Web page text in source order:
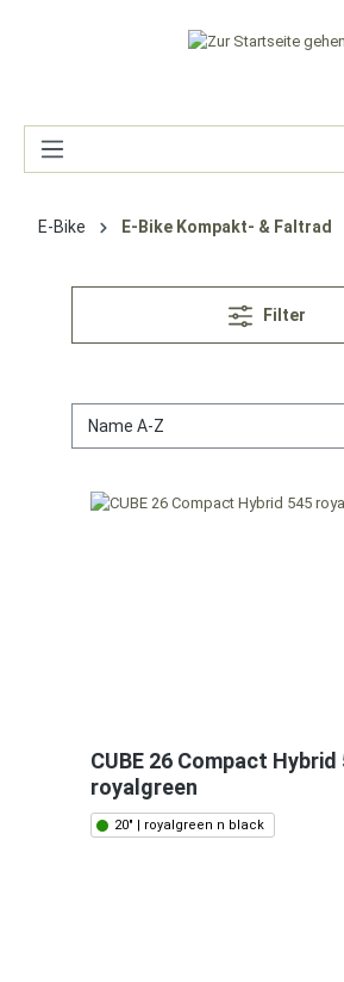
E-Bike E-Bike Kompakt- & Faltrad
Filter
CUBE 26 Compact Hybrid
royalgreen
20" | royalgreen n black